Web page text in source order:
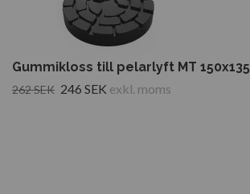
Gummikloss till pelarlyft MT 150x135
262 SEK 246 SEK exkl. moms